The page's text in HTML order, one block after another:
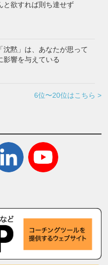
と欲すれば則ち達せず
沈黙」は、あなたが思って
影響を与えている
6位〜20位はこちら >